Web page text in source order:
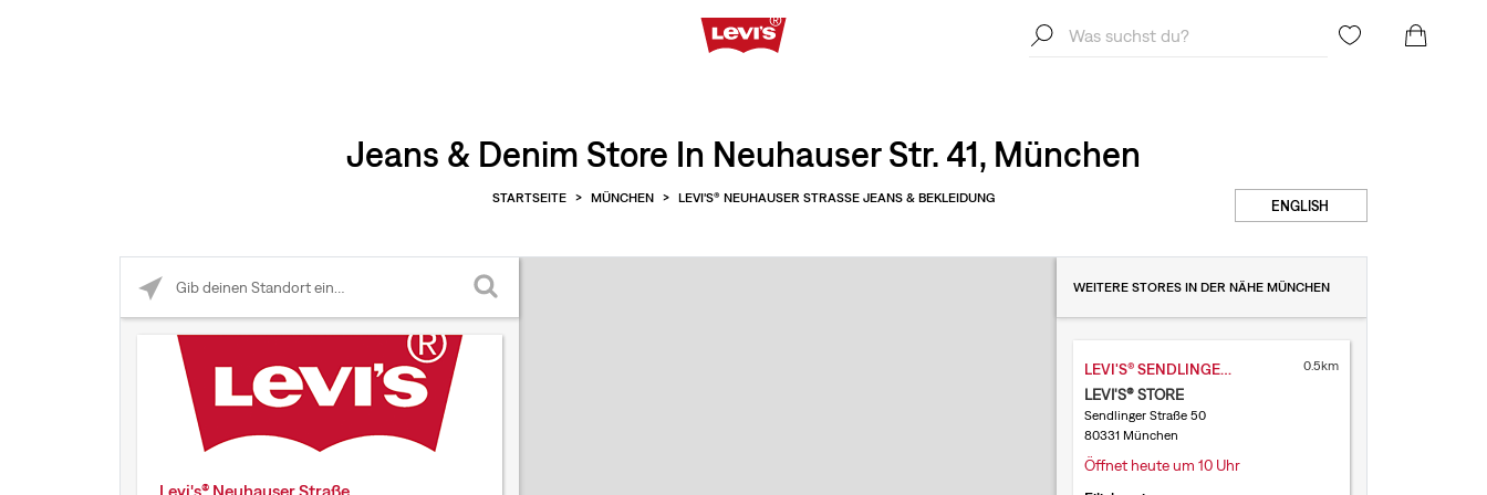
Jeans & Denim Store In Neuhauser Str. 41, München
STARTSEITE > MÜNCHEN > LEVI'S® NEUHAUSER STRASSE JEANS & BEKLEIDUNG ENGLISH
Levi's® Neuhauser Straße
WEITERE STORES IN DER NÄHE MÜNCHEN
LEVI'S® SENDLINGER STRASSE
LEVI'S® STORE
0.5km
Sendlinger Straße 50
80331 München
Öffnet heute um 10 Uhr